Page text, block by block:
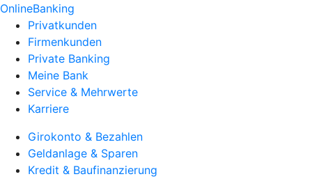
OnlineBanking
Privatkunden
Firmenkunden
Private Banking
Meine Bank
Service & Mehrwerte
Karriere
Girokonto & Bezahlen
Geldanlage & Sparen
Kredit & Baufinanzierung